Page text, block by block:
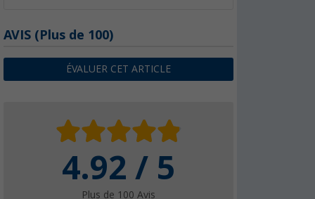
AVIS (Plus de 100)
ÉVALUER CET ARTICLE
4.92 / 5
Plus de 100 Avis